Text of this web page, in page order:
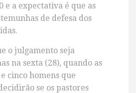
e a expectativa é que as
de defesa dos
o julgamento seja
na sexta (28), quando as
cinco homens que
se os pastores